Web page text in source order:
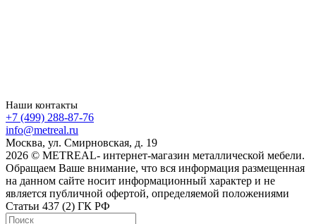
Наши контакты
+7 (499) 288-87-76
info@metreal.ru
Москва, ул. Смирновская, д. 19
2026 © METREAL- интернет-магазин металлической мебели.
Обращаем Ваше внимание, что вся информация размещенная
на данном сайте носит информационный характер и не
является публичной офертой, определяемой положениями
Статьи 437 (2) ГК РФ